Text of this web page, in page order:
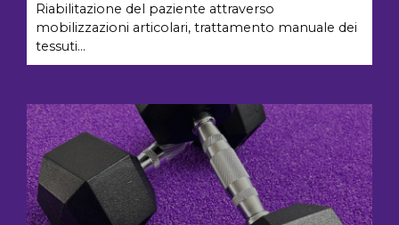
Riabilitazione del paziente attraverso
mobilizzazioni articolari, trattamento manuale dei
tessuti...